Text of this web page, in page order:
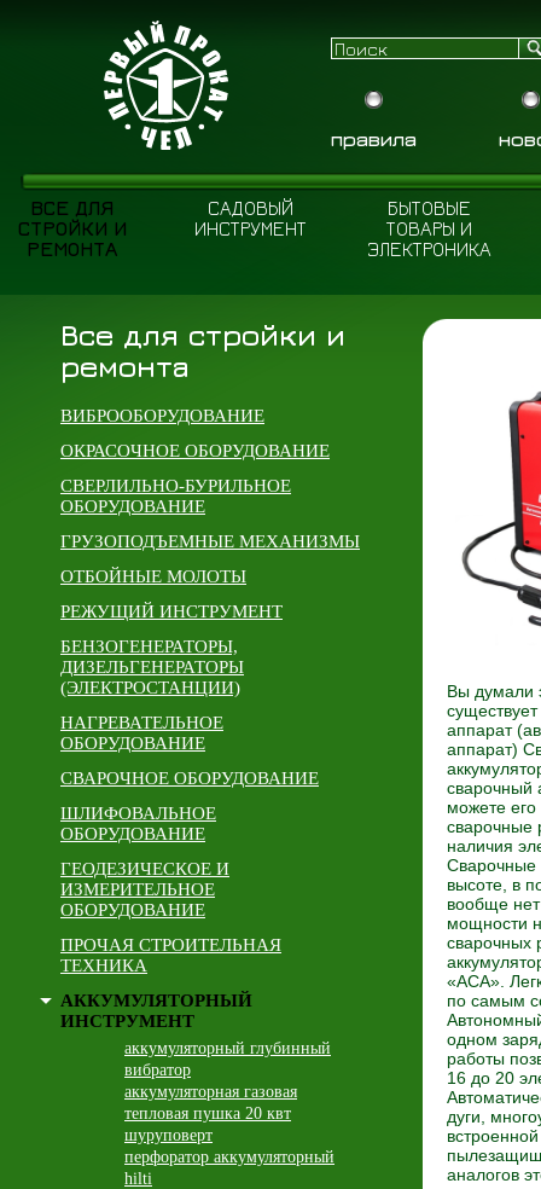
правила
ВСЕ ДЛЯ
СТРОЙКИ И
РЕМОНТА
САДОВЫЙ
ИНСТРУМЕНТ
БЫТОВЫЕ
ТОВАРЫ И
ЭЛЕКТРОНИКА
Все для стройки и
ремонта
ВИБРООБОРУДОВАНИЕ
ОКРАСОЧНОЕ ОБОРУДОВАНИЕ
СВЕРЛИЛЬНО-БУРИЛЬНОЕ
ОБОРУДОВАНИЕ
ГРУЗОПОДЪЕМНЫЕ МЕХАНИЗМЫ
ОТБОЙНЫЕ МОЛОТЫ
РЕЖУЩИЙ ИНСТРУМЕНТ
БЕНЗОГЕНЕРАТОРЫ,
ДИЗЕЛЬГЕНЕРАТОРЫ
(ЭЛЕКТРОСТАНЦИИ)
НАГРЕВАТЕЛЬНОЕ
ОБОРУДОВАНИЕ
СВАРОЧНОЕ ОБОРУДОВАНИЕ
ШЛИФОВАЛЬНОЕ
ОБОРУДОВАНИЕ
ГЕОДЕЗИЧЕСКОЕ И
ИЗМЕРИТЕЛЬНОЕ
ОБОРУДОВАНИЕ
ПРОЧАЯ СТРОИТЕЛЬНАЯ
ТЕХНИКА
АККУМУЛЯТОРНЫЙ
ИНСТРУМЕНТ
аккумуляторный глубинный
вибратор
аккумуляторная газовая
тепловая пушка 20 квт
шуруповерт
перфоратор аккумуляторный
hilti
Вы думали
аппарат
аппарат)
сварочный
можете
сварочные
наличия
Сварочные
высоте, в
вообще нет
мощности
сварочных
«АСА».
по самым
одном
работы
16 до 20
дуги,
аналогов